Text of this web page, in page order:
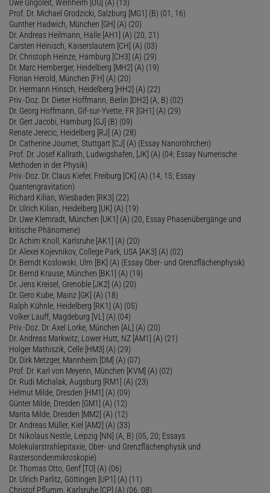
Uwe Grigoleit, Weinheim [UG] (A) (13)
Prof. Dr. Michael Grodzicki, Salzburg [MG1] (B) (01, 16)
Gunther Hadwich, München [GH] (A) (20)
Dr. Andreas Heilmann, Halle [AH1] (A) (20, 21)
Carsten Heinisch, Kaiserslautern [CH] (A) (03)
Dr. Christoph Heinze, Hamburg [CH3] (A) (29)
Dr. Marc Hemberger, Heidelberg [MH2] (A) (19)
Florian Herold, München [FH] (A) (20)
Dr. Hermann Hinsch, Heidelberg [HH2] (A) (22)
Priv.-Doz. Dr. Dieter Hoffmann, Berlin [DH2] (A, B) (02)
Dr. Georg Hoffmann, Gif-sur-Yvette, FR [GH1] (A) (29)
Dr. Gert Jacobi, Hamburg [GJ] (B) (09)
Renate Jerecic, Heidelberg [RJ] (A) (28)
Dr. Catherine Journet, Stuttgart [CJ] (A) (Essay Nanoröhrchen)
Prof. Dr. Josef Kallrath, Ludwigshafen, [JK] (A) (04; Essay Numerische
Methoden in der Physik)
Priv.-Doz. Dr. Claus Kiefer, Freiburg [CK] (A) (14, 15; Essay
Quantengravitation)
Richard Kilian, Wiesbaden [RK3] (22)
Dr. Ulrich Kilian, Heidelberg [UK] (A) (19)
Dr. Uwe Klemradt, München [UK1] (A) (20, Essay Phasenübergänge und
kritische Phänomene)
Dr. Achim Knoll, Karlsruhe [AK1] (A) (20)
Dr. Alexei Kojevnikov, College Park, USA [AK3] (A) (02)
Dr. Berndt Koslowski, Ulm [BK] (A) (Essay Ober- und Grenzflächenphysik)
Dr. Bernd Krause, München [BK1] (A) (19)
Dr. Jens Kreisel, Grenoble [JK2] (A) (20)
Dr. Gero Kube, Mainz [GK] (A) (18)
Ralph Kühnle, Heidelberg [RK1] (A) (05)
Volker Lauff, Magdeburg [VL] (A) (04)
Priv.-Doz. Dr. Axel Lorke, München [AL] (A) (20)
Dr. Andreas Markwitz, Lower Hutt, NZ [AM1] (A) (21)
Holger Mathiszik, Celle [HM3] (A) (29)
Dr. Dirk Metzger, Mannheim [DM] (A) (07)
Prof. Dr. Karl von Meyenn, München [KVM] (A) (02)
Dr. Rudi Michalak, Augsburg [RM1] (A) (23)
Helmut Milde, Dresden [HM1] (A) (09)
Günter Milde, Dresden [GM1] (A) (12)
Marita Milde, Dresden [MM2] (A) (12)
Dr. Andreas Müller, Kiel [AM2] (A) (33)
Dr. Nikolaus Nestle, Leipzig [NN] (A, B) (05, 20; Essays
Molekularstrahlepitaxie, Ober- und Grenzflächenphysik und
Rastersondenmikroskopie)
Dr. Thomas Otto, Genf [TO] (A) (06)
Dr. Ulrich Parlitz, Göttingen [UP1] (A) (11)
Christof Pflumm, Karlsruhe [CP] (A) (06, 08)